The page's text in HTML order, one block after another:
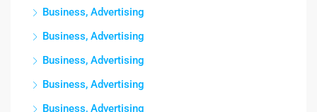
Business, Advertising
Business, Advertising
Business, Advertising
Business, Advertising
Business, Advertising